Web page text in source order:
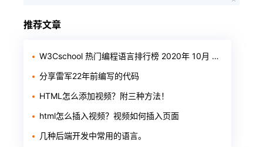
推荐文章
W3Cschool 热门编程语言排行榜 2020年 10月 TOP10
分享雷军22年前编写的代码
HTML怎么添加视频？附三种方法！
html怎么插入视频？视频如何插入页面
几种后端开发中常用的语言。